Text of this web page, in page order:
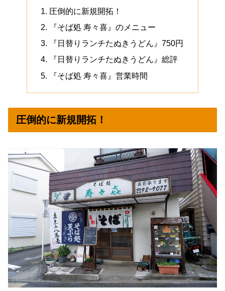
圧倒的に新規開拓！
『そば処 寿々喜』のメニュー
『日替りランチたぬきうどん』750円
『日替りランチたぬきうどん』総評
『そば処 寿々喜』営業時間
圧倒的に新規開拓！